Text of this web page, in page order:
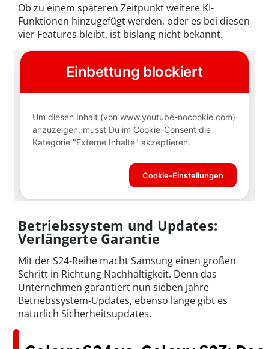
Ob zu einem späteren Zeitpunkt weitere KI-
Funktionen hinzugefügt werden, oder es bei diesen
vier Features bleibt, ist bislang nicht bekannt.
Betriebssystem und Updates:
Verlängerte Garantie
Mit der S24-Reihe macht Samsung einen großen
Schritt in Richtung Nachhaltigkeit. Denn das
Unternehmen garantiert nun sieben Jahre
Betriebssystem-Updates, ebenso lange gibt es
natürlich Sicherheitsupdates.